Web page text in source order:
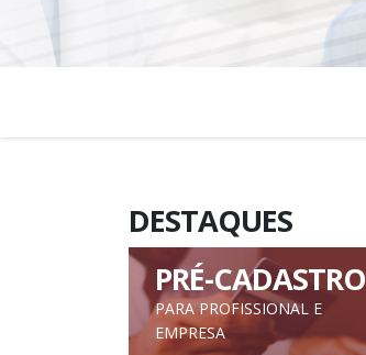
DESTAQUES
PRÉ-CADASTRO
PARA PROFISSIONAL E
EMPRESA